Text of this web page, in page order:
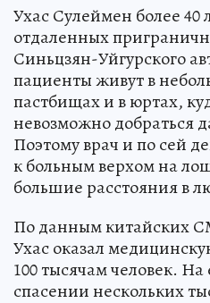
Ухас Сулеймен более 40
отдаленных
Синьцзян-Уйгурского
пациенты живут в
пастбищах и в юртах,
невозможно добраться
Поэтому врач и по сей
к больным верхом на
большие расстояния в
По данным китайских
Ухас оказал
100 тысячам человек. На
спасении нескольких